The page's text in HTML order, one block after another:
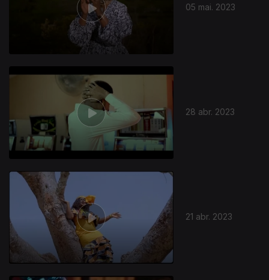
05 mai. 2023
28 abr. 2023
21 abr. 2023